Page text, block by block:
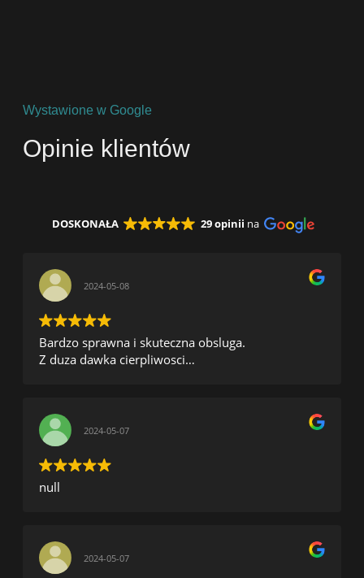
Wystawione w Google
Opinie klientów
DOSKONAŁA 29 opinii na
2024-05-08
Bardzo sprawna i skuteczna obsluga.
Z duza dawka cierpliwosci…
2024-05-07
null
2024-05-07